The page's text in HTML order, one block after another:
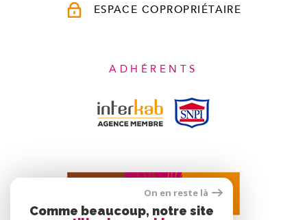
ESPACE COPROPRIÉTAIRE
ADHÉRENTS
On en reste là
Comme beaucoup, notre site